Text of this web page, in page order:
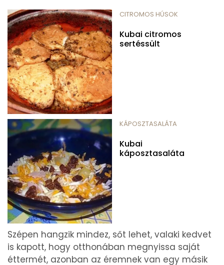
CITROMOS HÚSOK
Kubai citromos
sertéssült
KÁPOSZTASALÁTA
Kubai
káposztasaláta
Szépen hangzik mindez, sőt lehet, valaki kedvet
is kapott, hogy otthonában megnyissa saját
éttermét, azonban az éremnek van egy másik